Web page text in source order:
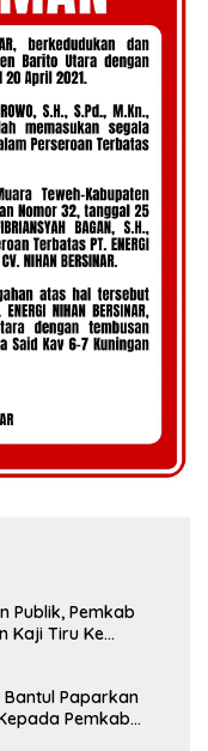
Publik, Pemkab
Kaji Tiru Ke
Paparkan
Pemkab